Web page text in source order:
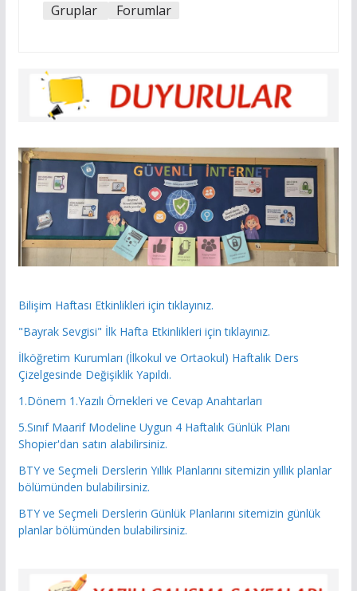
Gruplar
Forumlar
Bilişim Haftası Etkinlikleri için tıklayınız.
"Bayrak Sevgisi" İlk Hafta Etkinlikleri için tıklayınız.
İlköğretim Kurumları (İlkokul ve Ortaokul) Haftalık Ders
Çizelgesinde Değişiklik Yapıldı.
1.Dönem 1.Yazılı Örnekleri ve Cevap Anahtarları
5.Sınıf Maarif Modeline Uygun 4 Haftalık Günlük Planı
Shopier'dan satın alabilirsiniz.
BTY ve Seçmeli Derslerin Yıllık Planlarını sitemizin yıllık planlar
bölümünden bulabilirsiniz.
BTY ve Seçmeli Derslerin Günlük Planlarını sitemizin günlük
planlar bölümünden bulabilirsiniz.